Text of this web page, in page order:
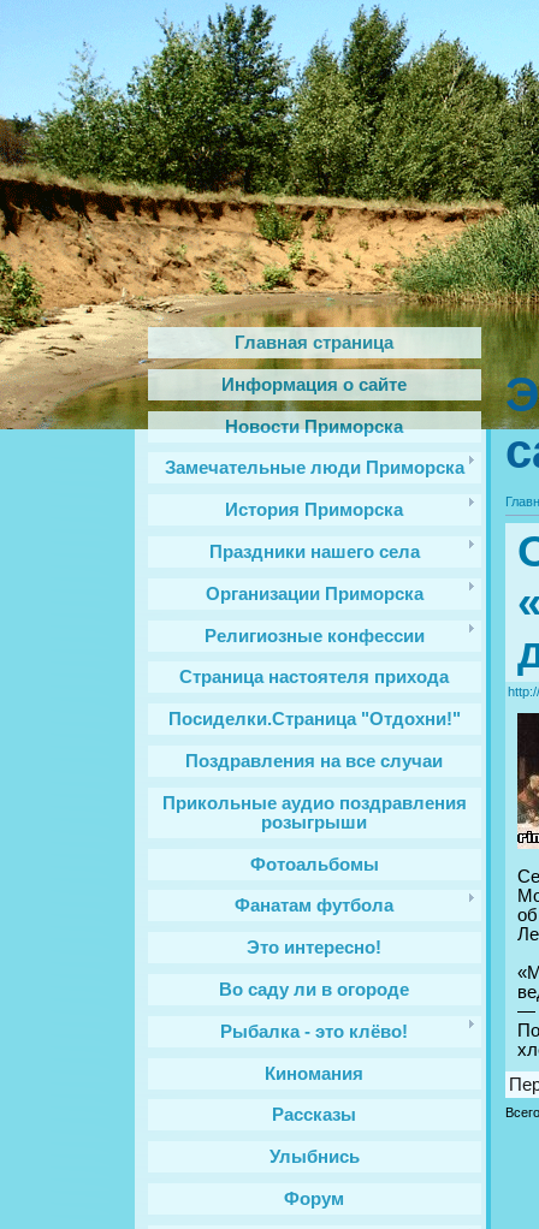
Главная страница
Информация о сайте
Новости Приморска
Замечательные люди Приморска
История Приморска
Праздники нашего села
Организации Приморска
Религиозные конфессии
Cтраница настоятеля прихода
Посиделки.Страница "Отдохни!"
Поздравления на все случаи
Прикольные аудио поздравления
розыгрыши
Фотоальбомы
Фанатам футбола
Это интересно!
Во саду ли в огороде
Рыбалка - это клёво!
Киномания
Рассказы
Улыбнись
Форум
—